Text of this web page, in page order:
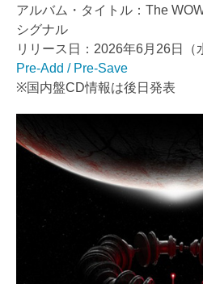
アルバム・タイトル：The
シグナル
リリース日：2026年6月26日（
Pre-Add / Pre-Save
※国内盤CD情報は後日発表